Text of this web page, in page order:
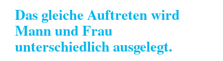
Das gleiche Auftreten wird
Mann und Frau
unterschiedlich ausgelegt.